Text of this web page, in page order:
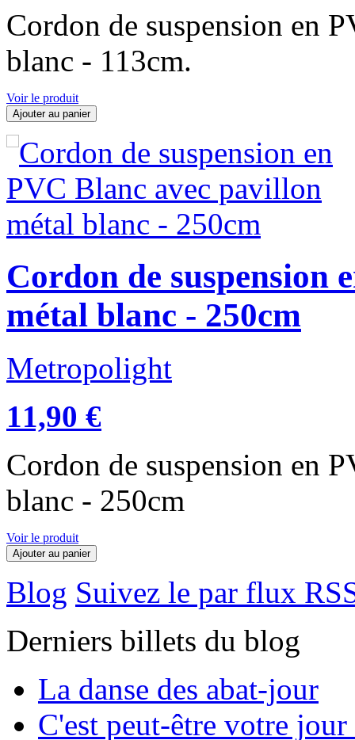
Cordon de suspension en
blanc - 113cm.
Voir le produit
Ajouter au panier
Cordon de suspension
métal blanc - 250cm
Metropolight
11,90 €
Cordon de suspension en
blanc - 250cm
Voir le produit
Ajouter au panier
Blog Suivez le par flux
Derniers billets du blog
La danse des abat-jour
C'est peut-être votre jour